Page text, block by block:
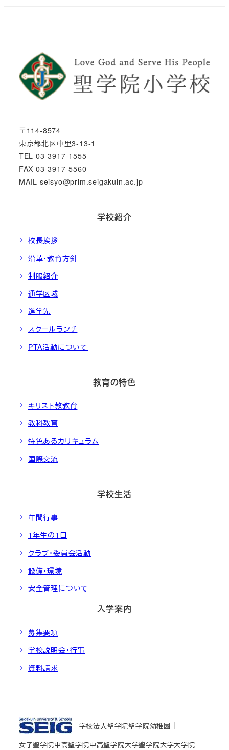
〒114-8574
東京都北区中里3-13-1
TEL 03-3917-1555
FAX 03-3917-5560
MAIL seisyo@prim.seigakuin.ac.jp
学校紹介
校長挨拶
沿革・教育方針
制服紹介
通学区域
進学先
スクールランチ
PTA活動について
教育の特色
キリスト教教育
教科教育
特色あるカリキュラム
国際交流
学校生活
年間行事
1年生の1日
クラブ・委員会活動
設備・環境
安全管理について
入学案内
募集要項
学校説明会・行事
資料請求
学校法人聖学院聖学院幼稚園
女子聖学院中高聖学院中高聖学院大学聖学院大学大学院